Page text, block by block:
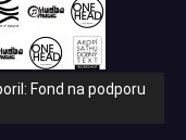
Fond na podporu